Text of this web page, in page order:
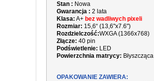
Stan : Nowa
Gwarancja : 2 lata
Klasa: A+ bez wadliwych pixeli
Rozmiar: 15,6“ (13,6"x7.6")
Rozdzielczość:WXGA (1366x768)
Złącze: 40 pin
Podświetlenie: LED
Powierzchnia matrycy: Błyszcząca
OPAKOWANIE ZAWIERA: